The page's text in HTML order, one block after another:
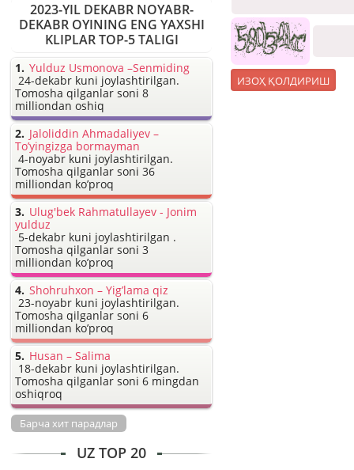
2023-YIL DEKABR NOYABR-
DEKABR OYINING ENG YAXSHI
KLIPLAR TOP-5 TALIGI
Yulduz Usmonova –Senmiding
24-dekabr kuni joylashtirilgan.
Tomosha qilganlar soni 8
milliondan oshiq
Jaloliddin Ahmadaliyev –
To’yingizga bormayman
4-noyabr kuni joylashtirilgan.
Tomosha qilganlar soni 36
milliondan ko’proq
Ulug'bek Rahmatullayev - Jonim
yulduz
5-dekabr kuni joylashtirilgan .
Tomosha qilganlar soni 3
milliondan ko’proq
Shohruhxon – Yig’lama qiz
23-noyabr kuni joylashtirilgan.
Tomosha qilganlar soni 6
milliondan ko’proq
Husan – Salima
18-dekabr kuni joylashtirilgan.
Tomosha qilganlar soni 6 mingdan
oshiqroq
Барча хит парадлар
UZ TOP 20